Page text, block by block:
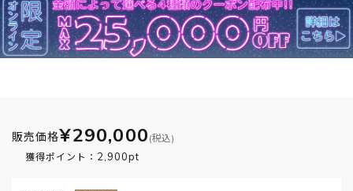
販売価格¥290,000 (税込)
獲得ポイント： 2,900pt